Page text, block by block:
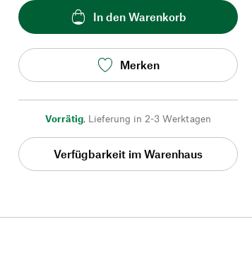
In den Warenkorb
Merken
Vorrätig, Lieferung in 2-3 Werktagen
Verfügbarkeit im Warenhaus